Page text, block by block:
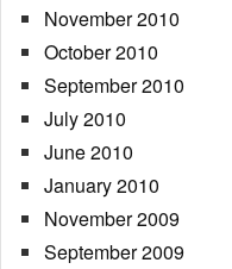
November 2010
October 2010
September 2010
July 2010
June 2010
January 2010
November 2009
September 2009